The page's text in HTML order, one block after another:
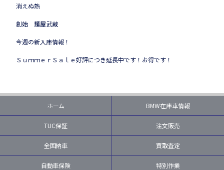
消えぬ熱
創始 麺屋武蔵
今週の新入庫情報！
ＳｕｍｍｅｒＳａｌｅ好評につき延長中です！お得です！
ホーム BMW在庫車情報
TUC保証 注文販売
全国納車 買取査定
自動車保険 特別作業